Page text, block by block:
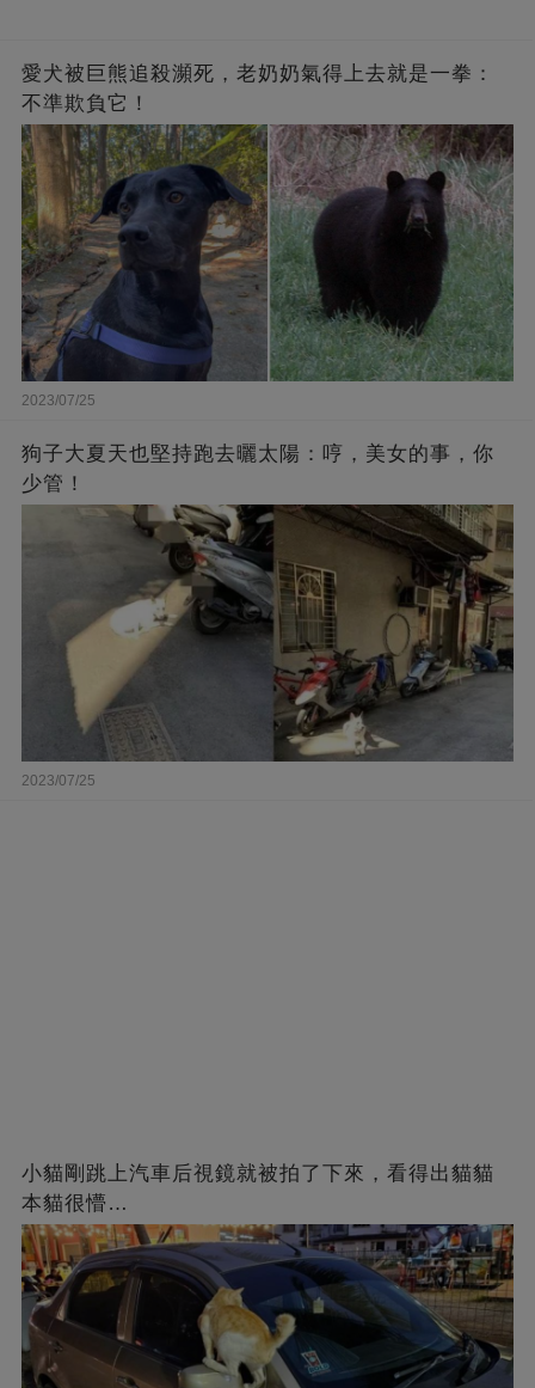
愛犬被巨熊追殺瀕死，老奶奶氣得上去就是一拳：
不準欺負它！
2023/07/25
狗子大夏天也堅持跑去曬太陽：哼，美女的事，你
少管！
2023/07/25
小貓剛跳上汽車后視鏡就被拍了下來，看得出貓貓
本貓很懵…